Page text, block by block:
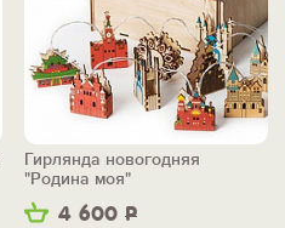
4 600 Р
Гирлянда новогодняя
"Родина моя"